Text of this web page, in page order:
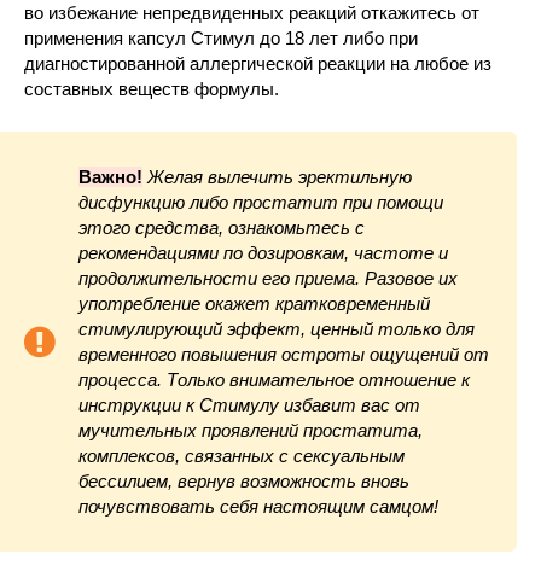
во избежание непредвиденных реакций откажитесь от
применения капсул Стимул до 18 лет либо при
диагностированной аллергической реакции на любое из
составных веществ формулы.
Важно! Желая вылечить эректильную
дисфункцию либо простатит при помощи
этого средства, ознакомьтесь с
рекомендациями по дозировкам, частоте и
продолжительности его приема. Разовое их
употребление окажет кратковременный
стимулирующий эффект, ценный только для
временного повышения остроты ощущений от
процесса. Только внимательное отношение к
инструкции к Стимулу избавит вас от
мучительных проявлений простатита,
комплексов, связанных с сексуальным
бессилием, вернув возможность вновь
почувствовать себя настоящим самцом!